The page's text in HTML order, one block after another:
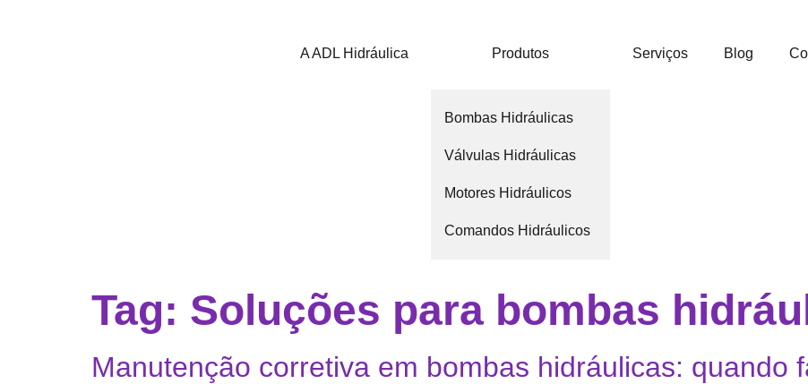
A ADL Hidráulica Produtos
Bombas Hidráulicas
Válvulas Hidráulicas
Motores Hidráulicos
Comandos Hidráulicos
Serviços Blog
Tag: Soluções para bombas
Manutenção corretiva em bombas hidráulicas: quando